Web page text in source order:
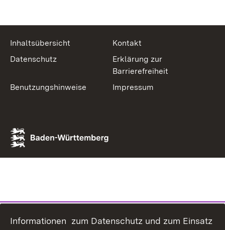
Inhaltsübersicht
Kontakt
Datenschutz
Erklärung zur
Barrierefreiheit
Benutzungshinweise
Impressum
Informationen zum Datenschutz und zum Einsatz